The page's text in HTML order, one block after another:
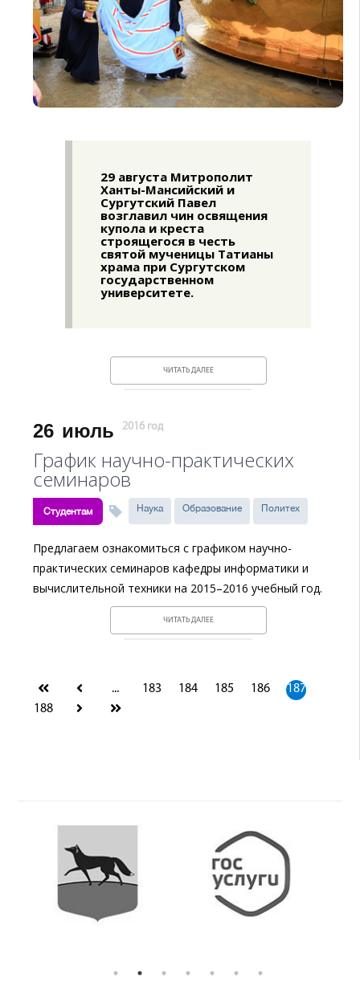
29 августа Митрополит
Ханты-Мансийский и
Сургутский Павел
возглавил чин освящения
купола и креста
строящегося в честь
святой мученицы Татианы
храма при Сургутском
государственном
университете.
ЧИТАТЬ ДАЛЕЕ
26 июль 2016 год
График научно-практических
семинаров
Студентам Наука Образование Политех
Предлагаем ознакомиться с графиком научно-
практических семинаров кафедры информатики и
вычислительной техники на 2015–2016 учебный год.
ЧИТАТЬ ДАЛЕЕ
... 183 184 185 186
187
188